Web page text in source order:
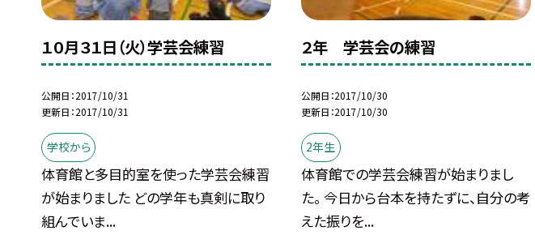
１０月３１日（火）学芸会練習
公開日 2017/10/31
更新日 2017/10/31
学校から
体育館と多目的室を使った学芸会練習
が始まりました どの学年も真剣に取り
組んでいま...
２年 学芸会の練習
公開日 2017/10/30
更新日 2017/10/30
2年生
体育館での学芸会練習が始まりまし
た。 今日から台本を持たずに、自分の考
えた振りを...